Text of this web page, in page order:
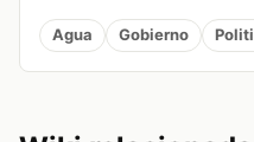
Agua Gobierno